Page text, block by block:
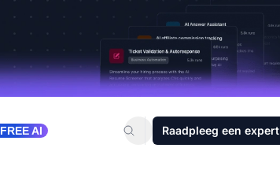
FREE AI Raadpleeg een expert